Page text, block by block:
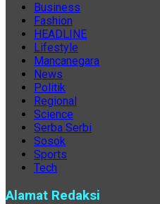
Business
Fashion
HEADLINE
Lifestyle
Mancanegara
News
Politik
Regional
Science
Serba Serbi
Sosok
Sports
Tech
Alamat Redaksi